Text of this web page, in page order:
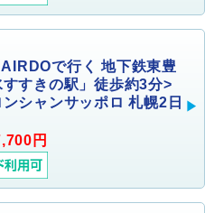
で行く 地下鉄東豊
すきの駅」徒歩約3分>
シャンサッポロ 札幌2日
円